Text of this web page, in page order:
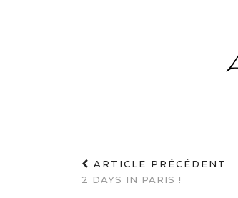
ARTICLE PRÉCÉDENT
2 DAYS IN PARIS !